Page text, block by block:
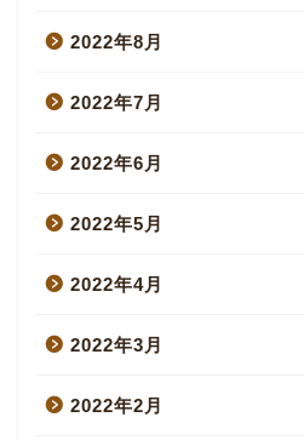
2022年8月
2022年7月
2022年6月
2022年5月
2022年4月
2022年3月
2022年2月